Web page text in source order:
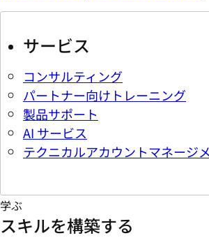
サービス
コンサルティング
パートナー向けトレーニング
製品サポート
AI サービス
テクニカルアカウントマネージ
学ぶ
スキルを構築する